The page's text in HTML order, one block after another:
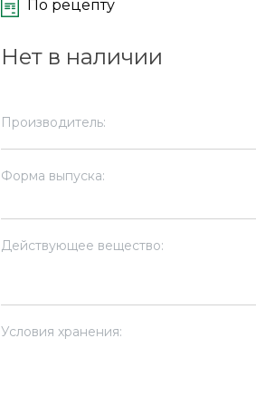
По рецепту
Нет в наличии
Производитель:
Форма выпуска:
Действующее вещество:
Условия хранения: